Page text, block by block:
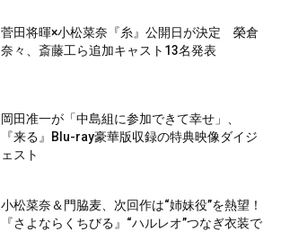
菅田将暉×小松菜奈『糸』公開日が決定 榮倉
奈々、斎藤工ら追加キャスト13名発表
岡田准一が「中島組に参加できて幸せ」、
『来る』Blu-ray豪華版収録の特典映像ダイジ
ェスト
小松菜奈＆門脇麦、次回作は“姉妹役”を熱望！
『さよならくちびる』“ハルレオ”つなぎ衣装で